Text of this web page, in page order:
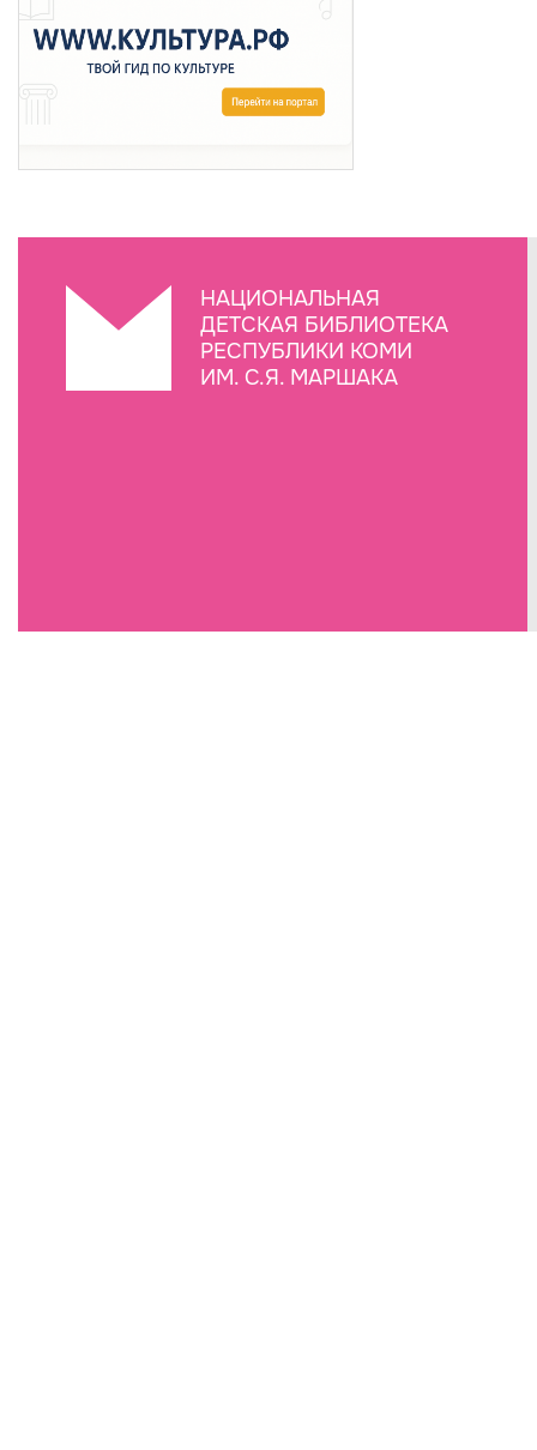
НАЦИОНАЛЬНАЯ
ДЕТСКАЯ БИБЛИОТЕКА
РЕСПУБЛИКИ КОМИ
ИМ. С.Я. МАРШАКА